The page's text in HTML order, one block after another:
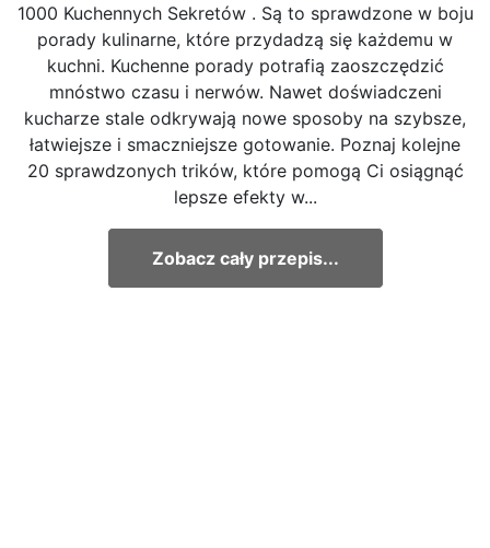
1000 Kuchennych Sekretów . Są to sprawdzone w boju
porady kulinarne, które przydadzą się każdemu w
kuchni. Kuchenne porady potrafią zaoszczędzić
mnóstwo czasu i nerwów. Nawet doświadczeni
kucharze stale odkrywają nowe sposoby na szybsze,
łatwiejsze i smaczniejsze gotowanie. Poznaj kolejne
20 sprawdzonych trików, które pomogą Ci osiągnąć
lepsze efekty w...
Zobacz cały przepis...